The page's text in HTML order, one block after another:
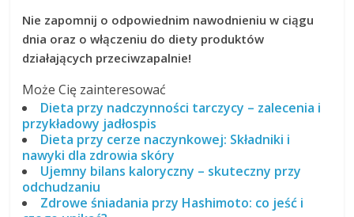
Nie zapomnij o odpowiednim nawodnieniu w ciągu
dnia oraz o włączeniu do diety produktów
działających przeciwzapalnie!
Może Cię zainteresować
Dieta przy nadczynności tarczycy – zalecenia i
przykładowy jadłospis
Dieta przy cerze naczynkowej: Składniki i
nawyki dla zdrowia skóry
Ujemny bilans kaloryczny – skuteczny przy
odchudzaniu
Zdrowe śniadania przy Hashimoto: co jeść i